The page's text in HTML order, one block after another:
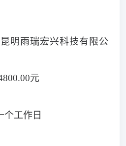
明雨瑞宏兴科技有限公
元
个工作日